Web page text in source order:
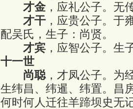
才金 ，应礼公子。无
才干 ，应贵公子。于
配吴氏，生子：尚贤。
才宾 ，应智公子。生
十一世
尚聪，才凤公子。为
生纬昌、纬暹、纬置。昌
何时何人迁往羊蹄坝史无